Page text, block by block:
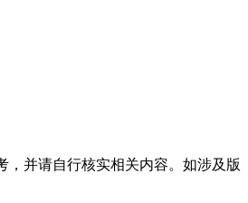
并请自行核实相关内容。如涉及版